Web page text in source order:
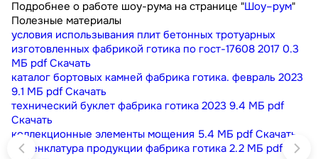
Подробнее о работе шоу-рума на странице "Шоу–рум"
Полезные материалы
условия использывания плит бетонных тротуарных
изготовленных фабрикой готика по гост-17608 2017 0.3
МБ pdf Скачать
каталог бортовых камней фабрика готика. февраль 2023
9.1 МБ pdf Скачать
технический буклет фабрика готика 2023 9.4 МБ pdf
Скачать
коллекционные элементы мощения 5.4 МБ pdf Скачать
номенклатура продукции фабрика готика 2.2 МБ pdf